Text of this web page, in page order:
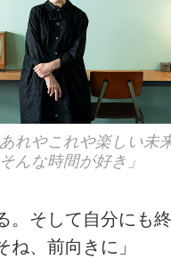
れやこれや楽しい未
んな時間が好き」
。そして自分にも
ね、前向きに」